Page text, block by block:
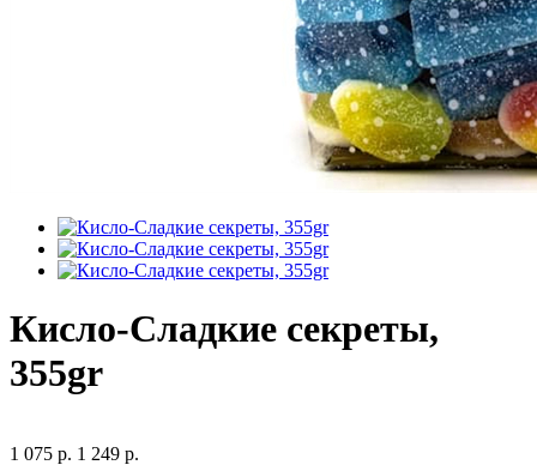
Кисло-Сладкие секреты,
355gr
1 075 р. 1 249 р.